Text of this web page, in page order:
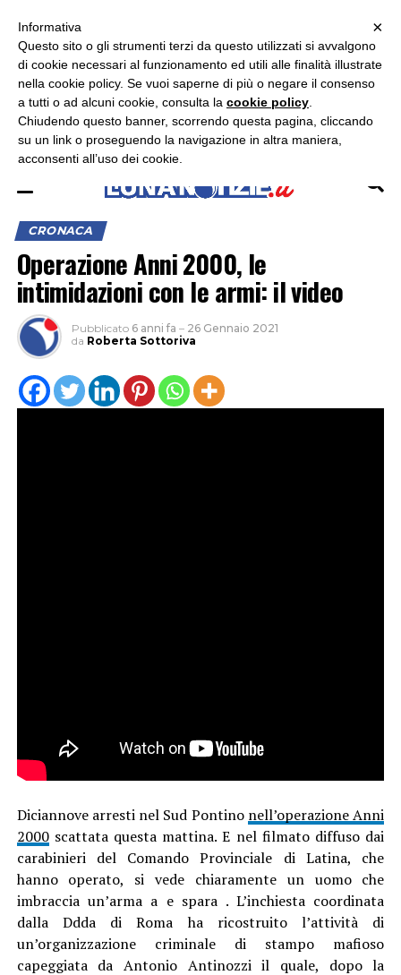
ASCOLTA RADIO LUNA
CRONACA
Operazione Anni 2000, le
intimidazioni con le armi: il video
Pubblicato 6 anni fa – 26 Gennaio 2021
da Roberta Sottoriva
Diciannove arresti nel Sud Pontino nell’operazione Anni
2000scattata questa mattina. E nel filmato diffuso dai
carabinieri del Comando Provinciale di Latina, che
hanno operato, si vede chiaramente un uomo che
imbraccia un’arma a e spara . L’inchiesta coordinata
dalla Ddda di Roma ha ricostruito l’attività di
un’organizzazione criminale di stampo mafioso
capeggiata da Antonio Antinozzi il quale, dopo la
×
Informativa
Questo sito o gli strumenti terzi da questo utilizzati si avvalgono
di cookie necessari al funzionamento ed utili alle finalità illustrate
nella cookie policy. Se vuoi saperne di più o negare il consenso
a tutti o ad alcuni cookie, consulta la cookie policy
Chiudendo questo banner, scorrendo questa pagina, cliccando
su un link o proseguendo la navigazione in altra maniera,
acconsenti all’uso dei cookie.